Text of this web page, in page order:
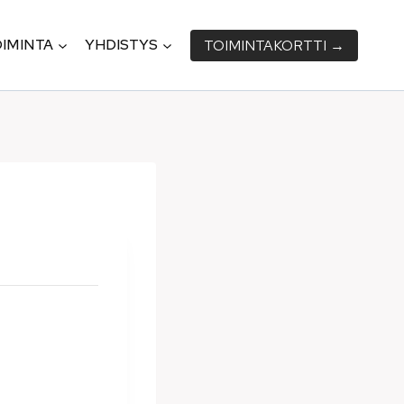
YHDISTYS TOIMINTA­KORTTI →